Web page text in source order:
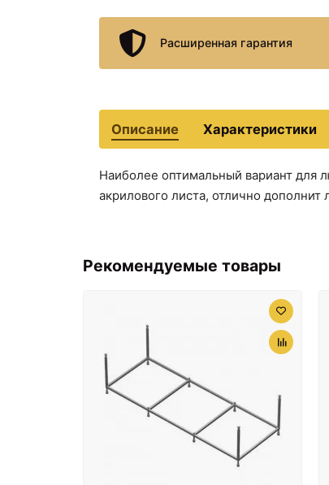
Расширенная гарантия
Описание Характеристики
Наиболее оптимальный вариант для
акрилового листа, отлично дополнит
Рекомендуемые товары